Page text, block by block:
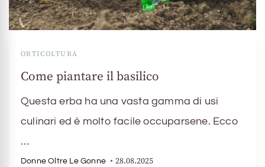
ORTICOLTURA
Come piantare il basilico
Questa erba ha una vasta gamma di usi
culinari ed è molto facile occuparsene. Ecco
…
Donne Oltre Le Gonne 28.08.2025